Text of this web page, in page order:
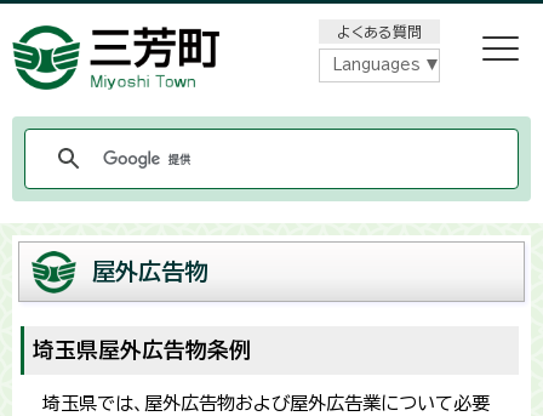
よくある質問
Languages
屋外広告物
埼玉県屋外広告物条例
埼玉県では、屋外広告物および屋外広告業について必要